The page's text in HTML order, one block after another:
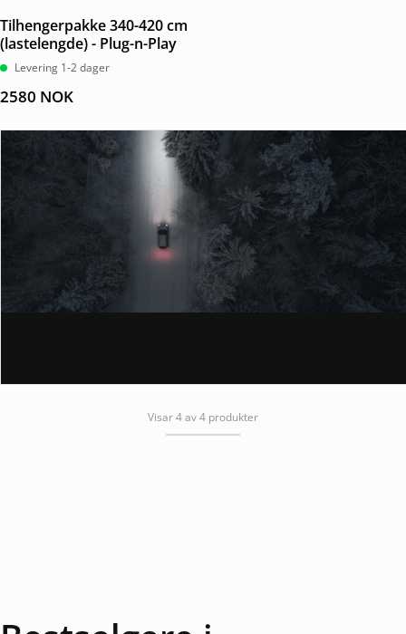
Tilhengerpakke 340-420 cm
(lastelengde) - Plug-n-Play
Levering 1-2 dager
2580 NOK
Visar 4 av 4 produkter